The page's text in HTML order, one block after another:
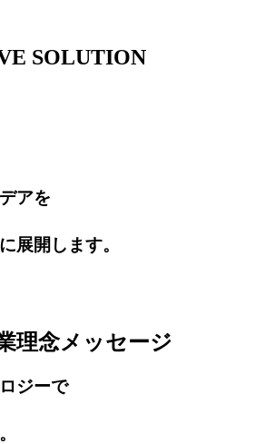
SOLUTION
アを
展開します。
理念メッセージ
ジーで